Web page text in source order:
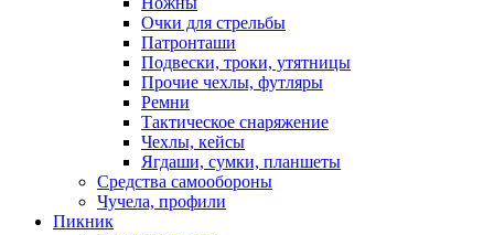
Очки для стрельбы
Патронташи
Подвески, троки, утятницы
Прочие чехлы, футляры
Ремни
Тактическое снаряжение
Чехлы, кейсы
Ягдаши, сумки, планшеты
Средства самообороны
Чучела, профили
Пикник